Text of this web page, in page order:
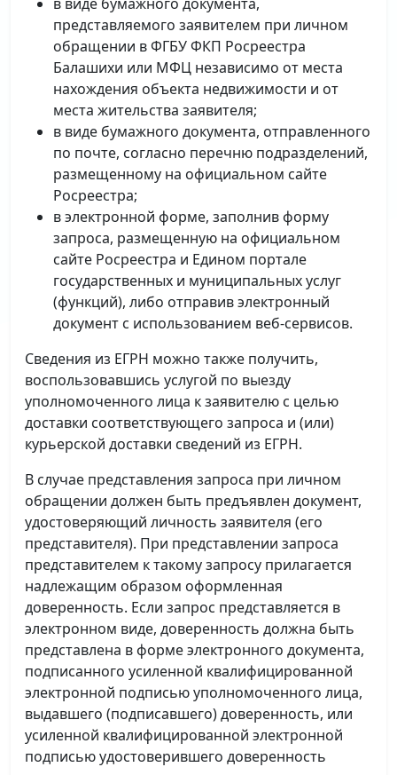
представляемого заявителем при личном
обращении в ФГБУ ФКП Росреестра
Балашихи или МФЦ независимо от места
нахождения объекта недвижимости и от
места жительства заявителя;
в виде бумажного документа, отправленного
по почте, согласно перечню подразделений,
размещенному на официальном сайте
Росреестра;
в электронной форме, заполнив форму
запроса, размещенную на официальном
сайте Росреестра и Едином портале
государственных и муниципальных услуг
(функций), либо отправив электронный
документ с использованием веб-сервисов.
Сведения из ЕГРН можно также получить,
воспользовавшись услугой по выезду
уполномоченного лица к заявителю с целью
доставки соответствующего запроса и (или)
курьерской доставки сведений из ЕГРН.
В случае представления запроса при личном
обращении должен быть предъявлен документ,
удостоверяющий личность заявителя (его
представителя). При представлении запроса
представителем к такому запросу прилагается
надлежащим образом оформленная
доверенность. Если запрос представляется в
электронном виде, доверенность должна быть
представлена в форме электронного документа,
подписанного усиленной квалифицированной
электронной подписью уполномоченного лица,
выдавшего (подписавшего) доверенность, или
усиленной квалифицированной электронной
подписью удостоверившего доверенность